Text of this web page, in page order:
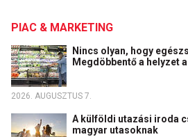
PIAC & MARKETING
Nincs olyan, hogy
Megdöbbentő a helyzet
2026. AUGUSZTUS 7.
A külföldi utazási iroda
magyar utasoknak